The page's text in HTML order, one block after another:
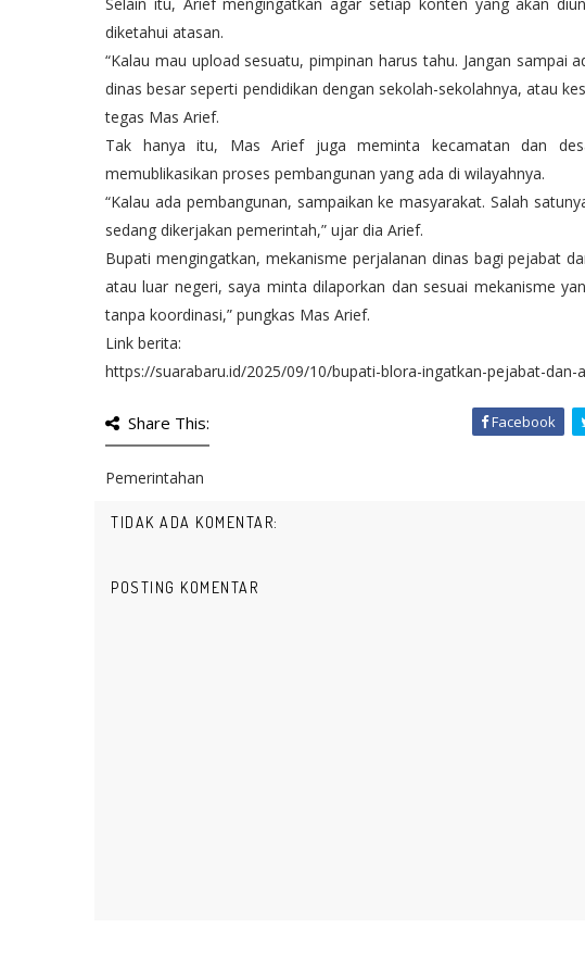
diketahui atasan.
“Kalau mau upload sesuatu, pimpinan harus tahu. Jangan sampai
dinas besar seperti pendidikan dengan sekolah-sekolahnya, atau
tegas Mas Arief.
Tak hanya itu, Mas Arief juga meminta kecamatan dan
memublikasikan proses pembangunan yang ada di wilayahnya.
“Kalau ada pembangunan, sampaikan ke masyarakat. Salah
sedang dikerjakan pemerintah,” ujar dia Arief.
Bupati mengingatkan, mekanisme perjalanan dinas bagi pejabat
atau luar negeri, saya minta dilaporkan dan sesuai mekanisme
tanpa koordinasi,” pungkas Mas Arief.
Link berita:
https://suarabaru.id/2025/09/10/bupati-blora-ingatkan-pejabat-
Share This: Facebook
Pemerintahan
TIDAK ADA KOMENTAR:
POSTING KOMENTAR